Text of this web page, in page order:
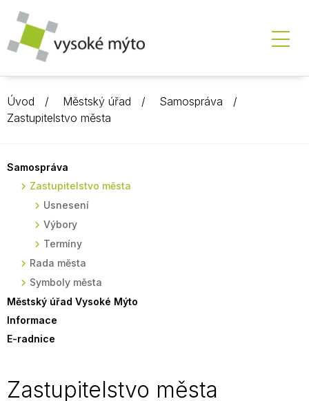
Úvod Městský úřad
Samospráva
Zastupitelstvo města
Samospráva
Zastupitelstvo města
Usnesení
Výbory
Termíny
Rada města
Symboly města
Městský úřad Vysoké Mýto
Informace
E-radnice
Zastupitelstvo města